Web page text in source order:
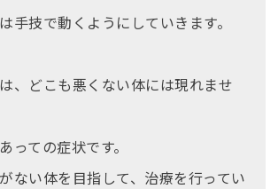
手技で動くようにしていきます。
、どこも悪くない体には現れませ
っての症状です。
ない体を目指して、治療を行ってい